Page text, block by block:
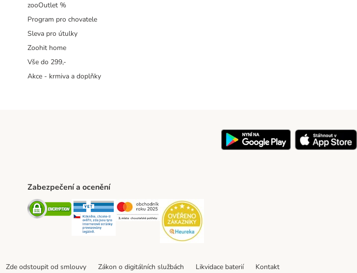
zooOutlet %
Program pro chovatele
Sleva pro útulky
Zoohit home
Vše do 299,-
Akce - krmiva a doplňky
Zabezpečení a ocenění
Security Security Security
Zde odstoupit od smlouvy Zákon o digitálních službách Likvidace baterií Kontakt